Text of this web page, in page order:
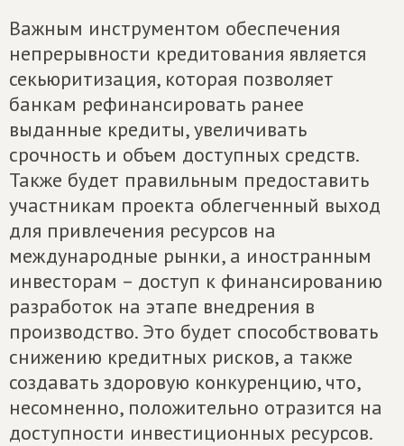
Важным инструментом обеспечения
непрерывности кредитования является
секьюритизация, которая позволяет
банкам рефинансировать ранее
выданные кредиты, увеличивать
срочность и объем доступных средств.
Также будет правильным предоставить
участникам проекта облегченный выход
для привлечения ресурсов на
международные рынки, а иностранным
инвесторам – доступ к финансированию
разработок на этапе внедрения в
производство. Это будет способствовать
снижению кредитных рисков, а также
создавать здоровую конкуренцию, что,
несомненно, положительно отразится на
доступности инвестиционных ресурсов.